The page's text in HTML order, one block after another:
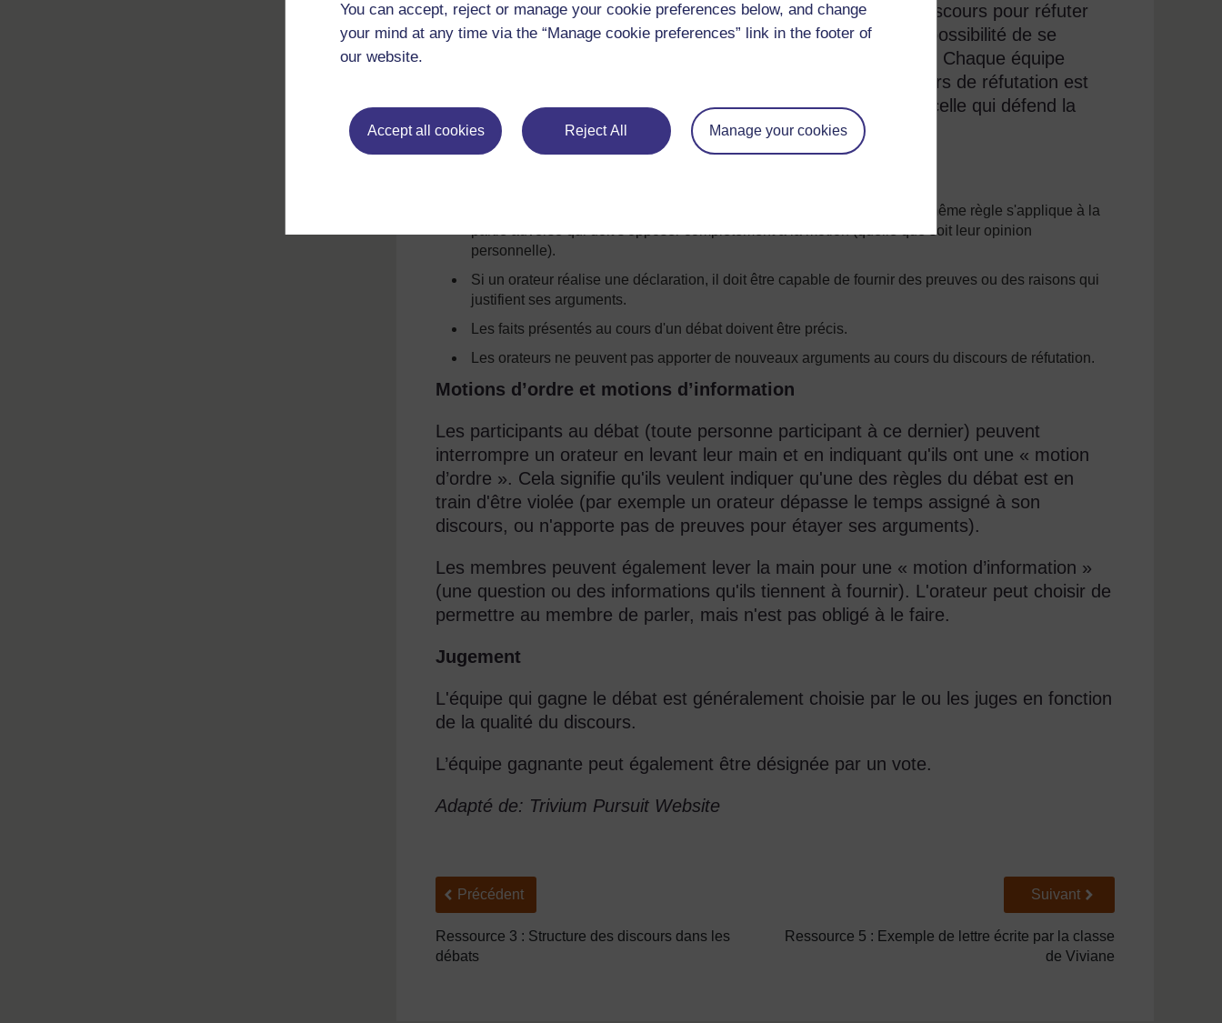
You can accept, reject or manage your cookie preferences below, and change
your mind at any time via the “Manage cookie preferences” link in the footer of
our website.
Accept all cookies Reject All Manage your cookies
et confèrent indépendamment, chaque équipe peut faire un discours pour réfuter
les arguments de l’autre équipe. Ceci implique qu'elles ont la possibilité de se
défendre contre les arguments soulevés par la partie adverse. Chaque équipe
dispose d'un discours de réfutation ou plus. Le premier discours de réfutation est
réalisé par la partie qui s'oppose à la motion et le dernier par celle qui défend la
motion.
L'équipe qui défend la motion ne peut pas changer de point de vue. La même règle s'applique à la
partie adverse qui doit s'opposer complètement à la motion (quelle que soit leur opinion
personnelle).
Si un orateur réalise une déclaration, il doit être capable de fournir des preuves ou des raisons qui
justifient ses arguments.
Les faits présentés au cours d'un débat doivent être précis.
Les orateurs ne peuvent pas apporter de nouveaux arguments au cours du discours de réfutation.
Motions d’ordre et motions d’information
Les participants au débat (toute personne participant à ce dernier) peuvent
interrompre un orateur en levant leur main et en indiquant qu'ils ont une « motion
d’ordre ». Cela signifie qu'ils veulent indiquer qu'une des règles du débat est en
train d'être violée (par exemple un orateur dépasse le temps assigné à son
discours, ou n'apporte pas de preuves pour étayer ses arguments).
Les membres peuvent également lever la main pour une « motion d’information »
(une question ou des informations qu'ils tiennent à fournir). L'orateur peut choisir de
permettre au membre de parler, mais n'est pas obligé à le faire.
Jugement
L'équipe qui gagne le débat est généralement choisie par le ou les juges en fonction
de la qualité du discours.
L’équipe gagnante peut également être désignée par un vote.
Adapté de: Trivium Pursuit Website
Précédent
Précédent
Ressource 3 : Structure des discours dans les
débats
Suivant
Suivant
Ressource 5 : Exemple de lettre écrite par la classe
de Viviane